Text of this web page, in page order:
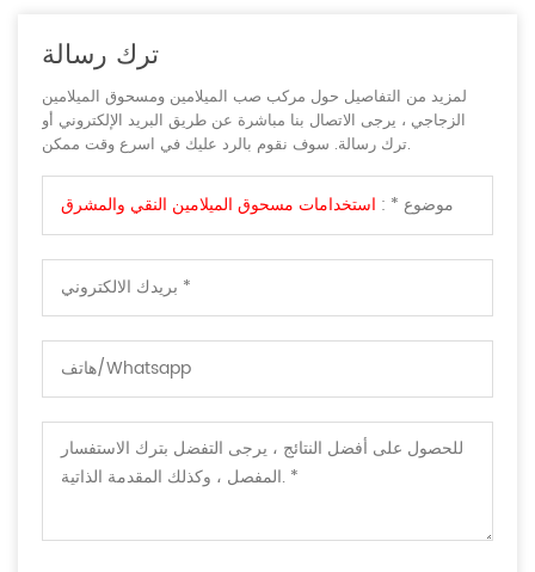
ترك رسالة
لمزيد من التفاصيل حول مركب صب الميلامين ومسحوق الميلامين
الزجاجي ، يرجى الاتصال بنا مباشرة عن طريق البريد الإلكتروني أو
ترك رسالة. سوف نقوم بالرد عليك في اسرع وقت ممكن.
موضوع * : استخدامات مسحوق الميلامين النقي والمشرق